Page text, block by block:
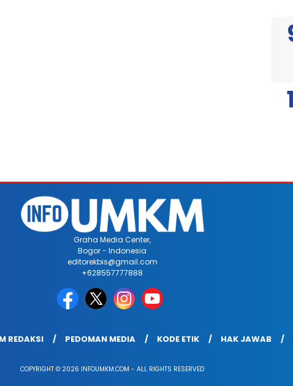
Graha Media Center,
Bogor - Indonesia
editorekbis@gmail.com
+628557777888
REDAKSI PEDOMAN MEDIA KODE ETIK HAK JAWAB
COPYRIGHT © 2026 INFOUMKM.COM - ALL RIGHTS RESERVED